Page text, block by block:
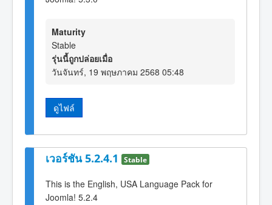
Maturity
Stable
รุ่นนี้ถูกปล่อยเมื่อ
วันจันทร์, 19 พฤษภาคม 2568 05:48
ดูไฟล์
เวอร์ชัน 5.2.4.1 Stable
This is the English, USA Language Pack for
Joomla! 5.2.4